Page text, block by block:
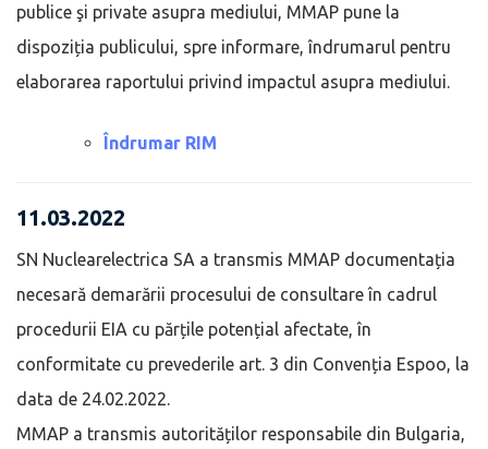
publice şi private asupra mediului, MMAP pune la
dispoziția publicului, spre informare, îndrumarul pentru
elaborarea raportului privind impactul asupra mediului.
Îndrumar RIM
11.03.2022
SN Nuclearelectrica SA a transmis MMAP documentația
necesară demarării procesului de consultare în cadrul
procedurii EIA cu părțile potențial afectate, în
conformitate cu prevederile art. 3 din Convenția Espoo, la
data de 24.02.2022.
MMAP a transmis autorităților responsabile din Bulgaria,